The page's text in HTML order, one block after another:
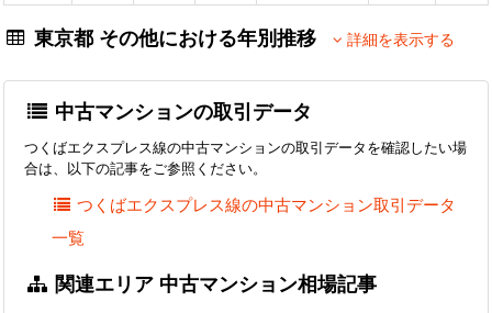
東京都 その他における年別推移 詳細を表示する
中古マンションの取引データ
つくばエクスプレス線の中古マンションの取引データを確認したい場
合は、以下の記事をご参照ください。
つくばエクスプレス線の中古マンション取引データ
一覧
関連エリア 中古マンション相場記事